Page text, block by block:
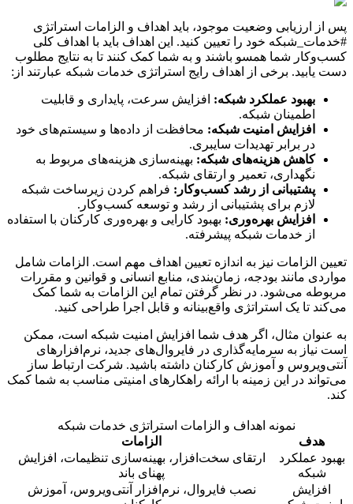
پس از ارزیابی وضعیت موجود، باید اهداف و الزامات استراتژی
#خدمات_شبکه خود را تعیین کنید. این اهداف باید با اهداف کلی
کسب‌وکار شما همسو باشند و به شما کمک کنند تا به نتایج مطلوب
دست یابید. برخی از اهداف رایج استراتژی خدمات شبکه عبارتند از:
بهبود عملکرد شبکه: افزایش سرعت، پایداری و قابلیت
اطمینان شبکه.
افزایش امنیت شبکه: محافظت از داده‌ها و سیستم‌های خود
در برابر تهدیدات سایبری.
کاهش هزینه‌های شبکه: بهینه‌سازی هزینه‌های مربوط به
نگهداری، تعمیر و ارتقای شبکه.
پشتیبانی از رشد کسب‌وکار: فراهم کردن زیرساخت شبکه
لازم برای پشتیبانی از رشد و توسعه کسب‌وکار.
افزایش بهره‌وری: بهبود کارایی و بهره‌وری کارکنان با استفاده
از خدمات شبکه پیشرفته.
تعیین الزامات نیز به اندازه تعیین اهداف مهم است. الزامات شامل
مواردی مانند بودجه، زمان‌بندی، منابع انسانی و قوانین و مقررات
مربوطه می‌شود. در نظر گرفتن تمام این الزامات به شما کمک
می‌کند تا یک استراتژی واقع‌بینانه و قابل اجرا طراحی کنید.
به عنوان مثال، اگر هدف شما افزایش امنیت شبکه است، ممکن
است نیاز به سرمایه‌گذاری در فایروال‌های جدید، نرم‌افزارهای
آنتی‌ویروس و آموزش کارکنان داشته باشید. شرکت ارتباط ساز
می‌تواند در این زمینه با ارائه راهکارهای امنیتی مناسب به شما کمک
کند.
نمونه اهداف و الزامات استراتژی خدمات شبکه
هدف
الزامات
بهبود عملکرد
شبکه
ارتقای سخت‌افزار، بهینه‌سازی تنظیمات، افزایش
پهنای باند
افزایش
نصب فایروال، نرم‌افزار آنتی‌ویروس، آموزش